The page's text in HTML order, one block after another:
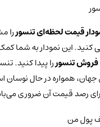
قیمت لحظه‌ای تنسوررا
کنید. این نمودار به شما
تنسوررا پیدا کنید.
جهان، همواره در حال نوسان
رصد قیمت آن ضروری
پول من